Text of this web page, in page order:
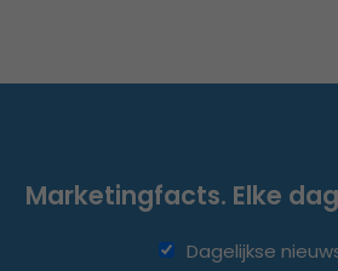
Marketingfacts. Elke
Dagelijkse